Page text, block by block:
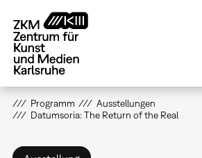
zum
Inhalt
Programm
Ausstellungen
Datumsoria: The Return of the Real